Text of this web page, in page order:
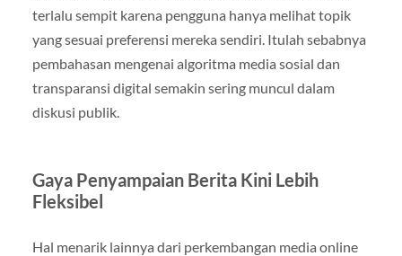
terlalu sempit karena pengguna hanya melihat topik
yang sesuai preferensi mereka sendiri. Itulah sebabnya
pembahasan mengenai algoritma media sosial dan
transparansi digital semakin sering muncul dalam
diskusi publik.
Gaya Penyampaian Berita Kini Lebih
Fleksibel
Hal menarik lainnya dari perkembangan media online